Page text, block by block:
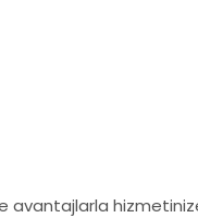
avantajlarla